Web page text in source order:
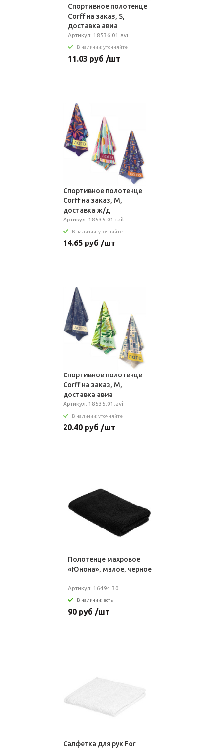
Спортивное полотенце
Сorff на заказ, S,
доставка авиа
Артикул: 18536.01.avi
В наличии: уточняйте
11.03 руб /шт
Спортивное полотенце
Сorff на заказ, M,
доставка ж/д
Артикул: 18535.01.rail
В наличии: уточняйте
14.65 руб /шт
Спортивное полотенце
Сorff на заказ, M,
доставка авиа
Артикул: 18535.01.avi
В наличии: уточняйте
20.40 руб /шт
Полотенце махровое
«Юнона», малое, черное
Артикул: 16494.30
В наличии: есть
90 руб /шт
Салфетка для рук For